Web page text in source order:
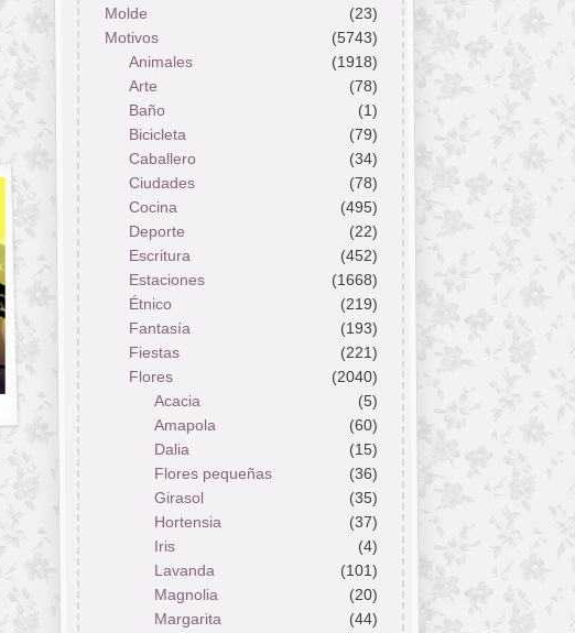
Molde
(23)
Motivos
(5743)
Animales
(1918)
Arte
(78)
Baño
(1)
Bicicleta
(79)
Caballero
(34)
Ciudades
(78)
Cocina
(495)
Deporte
(22)
Escritura
(452)
Estaciones
(1668)
Étnico
(219)
Fantasía
(193)
Fiestas
(221)
Flores
(2040)
Acacia
(5)
Amapola
(60)
Dalia
(15)
Flores pequeñas
(36)
Girasol
(35)
Hortensia
(37)
Iris
(4)
Lavanda
(101)
Magnolia
(20)
Margarita
(44)